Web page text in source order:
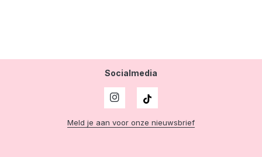
Socialmedia
Meld je aan voor onze nieuwsbrief